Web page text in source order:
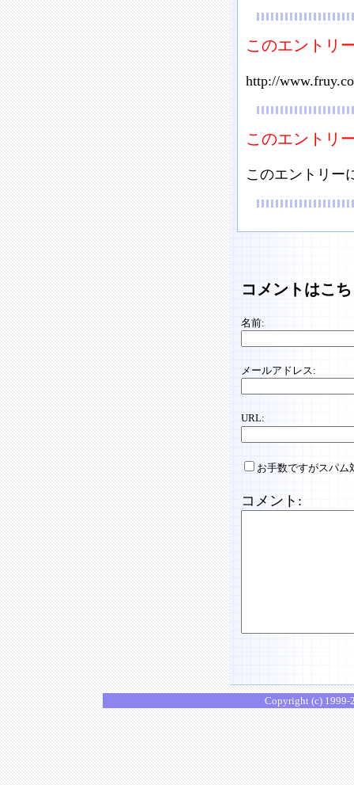
このエントリ
http://
このエントリ
このエントリー
コメントはこ
名前:
メールアドレス:
URL:
お手数ですがスパム
コメント:
Copyright (c)